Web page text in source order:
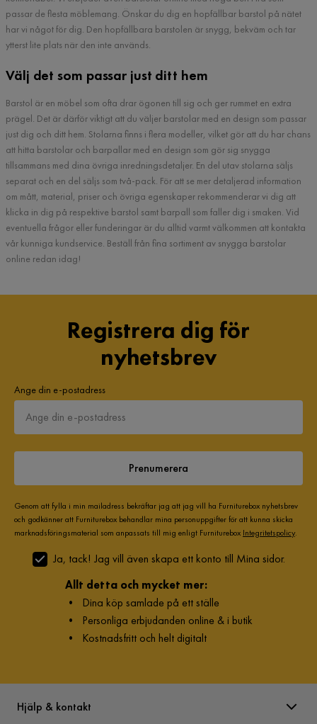
passar de flesta möblemang. Önskar du dig en hopfällbar barstol på nätet
har vi något för dig. Den hopfällbara barstolen är snygg, bekväm och tar
ytterst lite plats när den inte används.
Välj det som passar just ditt hem
Barstol är en möbel som ofta drar ögonen till sig och ger rummet en extra
prägel. Det är därför viktigt att du väljer barstolar med en design som passar
just dig och ditt hem. Stolarna finns i flera modeller, vilket gör att du har chans
att hitta barstolar och barpallar med en design som gör sig snygga
tillsammans med dina övriga inredningsdetaljer. En del utav stolarna säljs
separat och en del säljs som två-pack. För att se mer detaljerad information
om mått, material, priser och övriga egenskaper rekommenderar vi dig att
klicka in dig på respektive barstol samt barpall som faller dig i smaken. Vid
eventuella frågor eller funderingar är du alltid varmt välkommen att kontakta
vår kunniga kundservice. Beställ från fina sortiment av snygga barstolar
online redan idag!
Registrera dig för
nyhetsbrev
Ange din e-postadress
Prenumerera
Genom att fylla i min mailadress bekräftar jag att jag vill ha Furniturebox nyhetsbrev
och godkänner att Furniturebox behandlar mina personuppgifter för att kunna skicka
marknadsföringsmaterial som anpassats till mig enligt Furniturebox Integritetspolicy.
Ja, tack! Jag vill även skapa ett konto till Mina sidor.
Allt detta och mycket mer:
• Dina köp samlade på ett ställe
• Personliga erbjudanden online & i butik
• Kostnadsfritt och helt digitalt
Hjälp & kontakt